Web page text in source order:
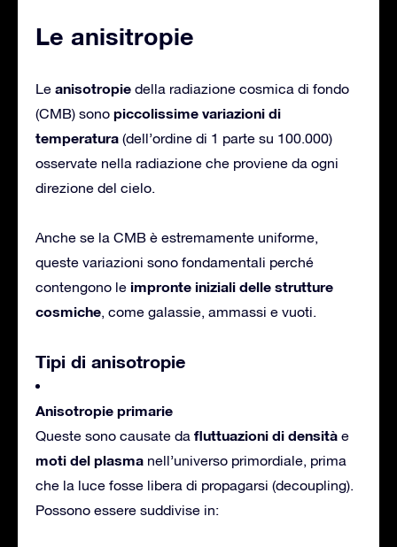
Le anisitropie
Le anisotropie della radiazione cosmica di fondo
(CMB) sono piccolissime variazioni di
temperatura (dell’ordine di 1 parte su 100.000)
osservate nella radiazione che proviene da ogni
direzione del cielo.
Anche se la CMB è estremamente uniforme,
queste variazioni sono fondamentali perché
contengono le impronte iniziali delle strutture
cosmiche, come galassie, ammassi e vuoti.
Tipi di anisotropie
Anisotropie primarie
Queste sono causate da fluttuazioni di densità e
moti del plasma nell’universo primordiale, prima
che la luce fosse libera di propagarsi (decoupling).
Possono essere suddivise in: